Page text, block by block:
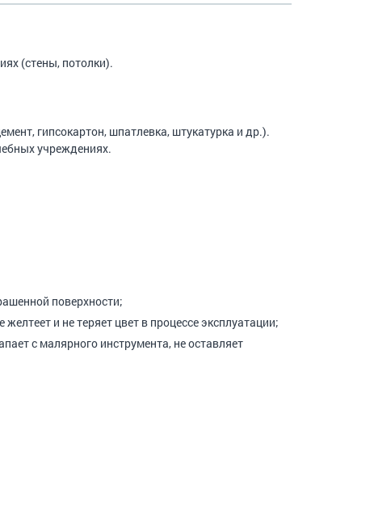
(стены, потолки).
гипсокартон, шпатлевка, штукатурка и др.).
учреждениях.
поверхности;
и не теряет цвет в процессе эксплуатации;
с малярного инструмента, не оставляет